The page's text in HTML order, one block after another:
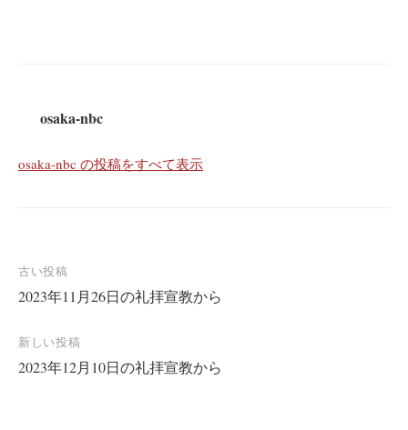
osaka-nbc
osaka-nbc の投稿をすべて表示
投
稿
ナ
ビ
古い投稿
2023年11月26日の礼拝宣教から
新しい投稿
2023年12月10日の礼拝宣教から